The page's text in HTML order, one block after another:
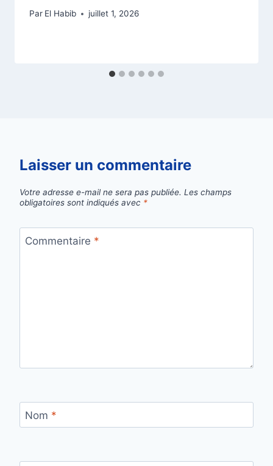
Par El Habib juillet 1, 2026
Laisser un commentaire
Votre adresse e-mail ne sera pas publiée. Les champs
obligatoires sont indiqués avec *
Commentaire *
Nom *